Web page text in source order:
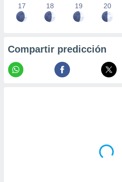
17 18 19 20
Compartir predicción